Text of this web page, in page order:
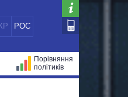
РОС
Порівняння
політиків